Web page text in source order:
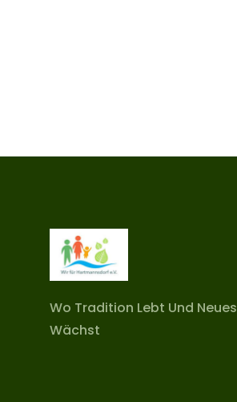
Wo Tradition Lebt Und Neues
Wächst